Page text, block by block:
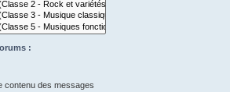
:
contenu des messages